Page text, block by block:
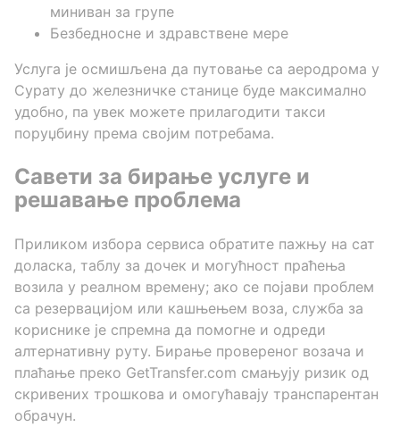
миниван за групе
Безбедносне и здравствене мере
Услуга је осмишљена да путовање са аеродрома у
Сурату до железничке станице буде максимално
удобно, па увек можете прилагодити такси
поруџбину према својим потребама.
Савети за бирање услуге и
решавање проблема
Приликом избора сервиса обратите пажњу на сат
доласка, таблу за дочек и могућност праћења
возила у реалном времену; ако се појави проблем
са резервацијом или кашњењем воза, служба за
кориснике је спремна да помогне и одреди
алтернативну руту. Бирање провереног возача и
плаћање преко GetTransfer.com смањују ризик од
скривених трошкова и омогућавају транспарентан
обрачун.